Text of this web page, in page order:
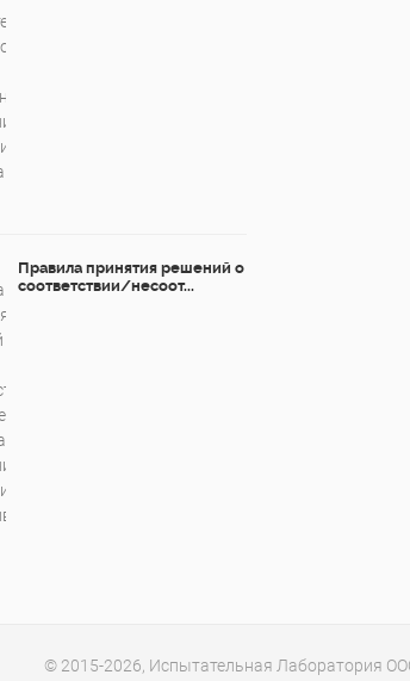
Правила принятия решений о
соответствии/несоот...
© 2015-2026, Испытательная Лаборатория